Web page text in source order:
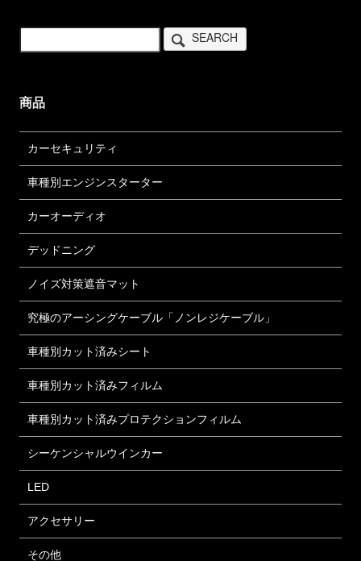
SEARCH
商品
カーセキュリティ
車種別エンジンスターター
カーオーディオ
デッドニング
ノイズ対策遮音マット
究極のアーシングケーブル「ノンレジケーブル」
車種別カット済みシート
車種別カット済みフィルム
車種別カット済みプロテクションフィルム
シーケンシャルウインカー
LED
アクセサリー
その他